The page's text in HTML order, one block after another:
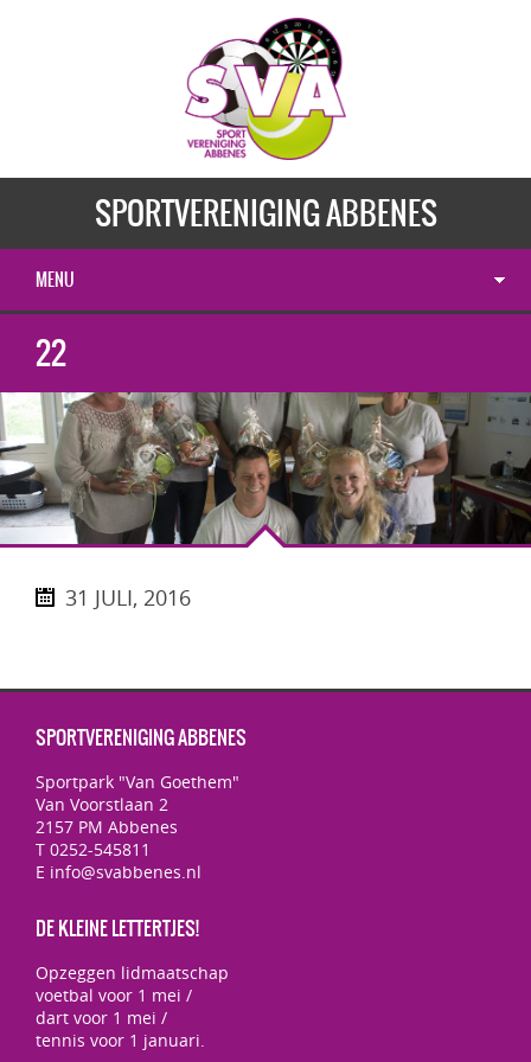
SPORTVERENIGING ABBENES
MENU
22
31 JULI, 2016
SPORTVERENIGING ABBENES
Sportpark "Van Goethem"
Van Voorstlaan 2
2157 PM Abbenes
T 0252-545811
E info@svabbenes.nl
DE KLEINE LETTERTJES!
Opzeggen lidmaatschap
voetbal voor 1 mei /
dart voor 1 mei /
tennis voor 1 januari.